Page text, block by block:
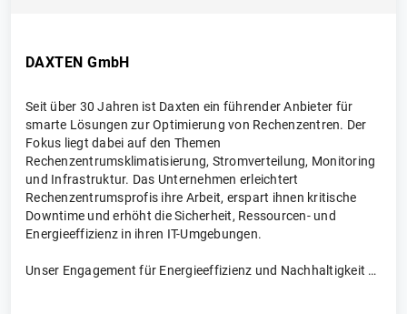
DAXTEN GmbH
Seit über 30 Jahren ist Daxten ein führender Anbieter für
smarte Lösungen zur Optimierung von Rechenzentren. Der
Fokus liegt dabei auf den Themen
Rechenzentrumsklimatisierung, Stromverteilung, Monitoring
und Infrastruktur. Das Unternehmen erleichtert
Rechenzentrumsprofis ihre Arbeit, erspart ihnen kritische
Downtime und erhöht die Sicherheit, Ressourcen- und
Energieeffizienz in ihren IT-Umgebungen.
Unser Engagement für Energieeffizienz und Nachhaltigkeit